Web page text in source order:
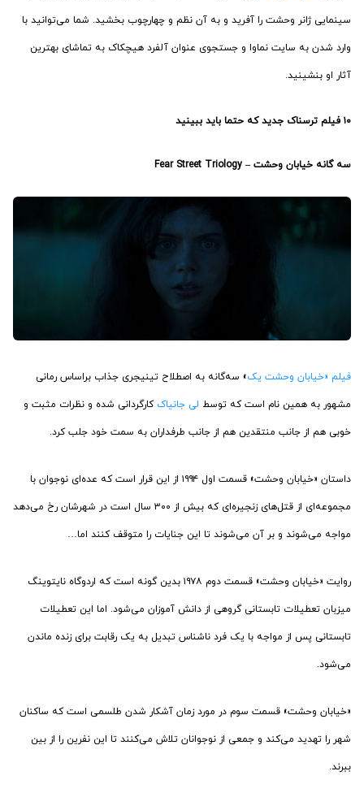
سینمایی ژانر وحشت را آفرید و به آن نظم و چهارچوب بخشید. شما می‌توانید با
وارد شدن به سایت نماوا و جستجوی عنوان آلفرد هیچکاک به تماشای بهترین
آثار او بنشینید.
۱۰ فیلم ترسناک جدید که حتما باید ببینید
سه گانه خیابان وحشت – Fear Street Triology
فیلم «خیابان وحشت یک» سه‌گانه به اصطلاح تینیجری جذاب براساس رمانی
مشهور به همین نام است که توسط لی جانیاک کارگردانی شده و نظرات مثبت و
خوبی هم از جانب منتقدین هم از جانب طرفداران به سمت خود جلب کرد.
داستان «خیابان وحشت» قسمت اول ۱۹۹۴ از این قرار است که عده‌ای نوجوان با
مجموعه‌ای از قتل‌های زنجیره‌ای که بیش از ۳۰۰ سال است در شهرشان رخ می‌دهد
مواجه می‌شوند و بر آن می‌شوند تا این جنایات را متوقف کنند اما…
روایت «خیابان وحشت» قسمت دوم ۱۹۷۸ بدین گونه است که اردوگاه نایتوینگ
میزبان تعطیلات تابستانی گروهی از دانش آموزان می‌شود. اما این تعطیلات
تابستانی پس از مواجه با یک فرد ناشناس تبدیل به یک رقابت برای زنده ماندن
می‌شود.
«خیابان وحشت» قسمت سوم در مورد زمان آشکار شدن طلسمی است که ساکنان
شهر را تهدید می‌کند و جمعی از نوجوانان تلاش می‌کنند تا این نفرین را از بین
ببرند.